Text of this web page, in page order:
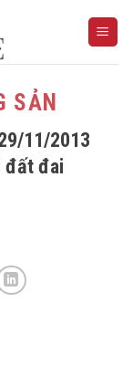
SẢN
11/2013
đất đai